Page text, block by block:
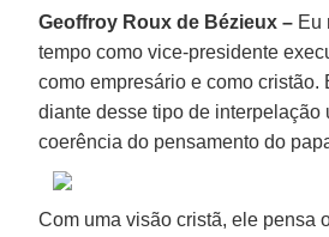
Geoffroy Roux de Bézieux – Eu
tempo como vice-presidente
como empresário e como cristão.
diante desse tipo de interpelação
coerência do pensamento do
Com uma visão cristã, ele pensa